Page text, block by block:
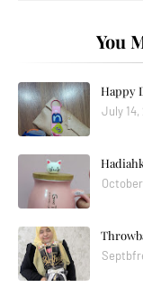
You
Happy
July 14,